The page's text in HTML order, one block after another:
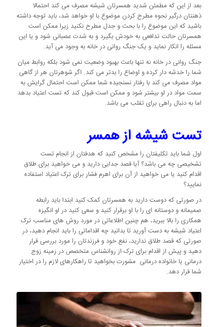
بعد از این که مطمئن شدید همسرتان شیشه مصرف می کند احتمالا
ذهنتان درگیر نحوه مطرح کردن موضوع با او خواهد شد، باید توجه داشته
باشید که این موضوع را با بحث و جدل مطرح نکنید زیرا ممکن است
همسرتان حالت تدافعی به خودش بگیرد و به شدت عصبانی شود و یا این
مسئله را انکار نماید و یک جنگ روانی در خانه به وجود می آید.
جنگ روانی در خانه نه تنها باعث بهبود وضعیت نمی شود بلکه روابط میان
شما را خدشه دار کرده و اوضاع را بدتر می کند. اگر شوهرتان هر از گاهی
مواد مصرف می کند با رفتار نسنجیده شما ممکن است احتمال گرایش به
سمت مواد در او بیشتر شود و ممکن است قبول کند که تست اعتیاد بدهد
اما به دنبال راهی برای تقلب می باشد.
تست شیشه از همسر
اول شما باید تکلیفتان را مشخص کنید که هدفتان از انجام تست
تشخیصی چه می باشد؟ آیا قصد جدایی دارید و می خواهید برای طلاق
اقدام کنید یا می خواهید از آن برای اهرم فشار برای ترک اعتیاد استفاده
نمایید؟
در صورتی که دوست دارید به همسرتان کمک کنید ابتدا باید رابطه
صمیمانه و دوستانه ای را با او برقرار کنید و سعی کنید در او انگیزه
همکاری را بالا ببرید، هم چنین اطلاعاتی در مورد روش های مناسب ترک
اعتیاد شیشه به دست آورید تا بدانید چه اقداماتی را باید انجام دهید، در
صورتی که قصد طلاق ندارید، نفع خود و فرزندتان را مورد بررسی قرار
دهید و پیش از اقدام برای ترک از روانشناس متخصص در زمینه زوج
درمانی یا خانواده درمانی مشورت بخواهید تا راهکارهای لازم را در اختیار
شما قرار دهد.